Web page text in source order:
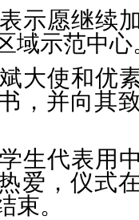
示愿继续
域示范中心
大使和优
，并向其
生代表用
爱，仪式
束。